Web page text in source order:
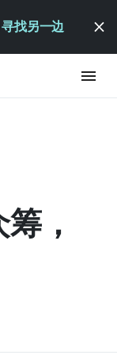
寻找另一边
，